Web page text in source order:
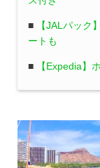
■
【JALパック
ートも
■ 【Expedia】